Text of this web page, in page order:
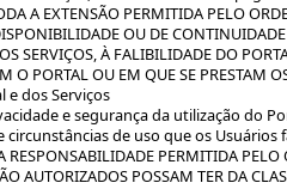
A EXTENSÃO PERMITIDA PELO
OU DE
SERVIÇOS, À FALIBILIDADE DO
O PORTAL OU EM QUE SE PRESTAM
e dos Serviços
e segurança da utilização
de uso que os
PERMITIDA
AUTORIZADOS POSSAM TER DA